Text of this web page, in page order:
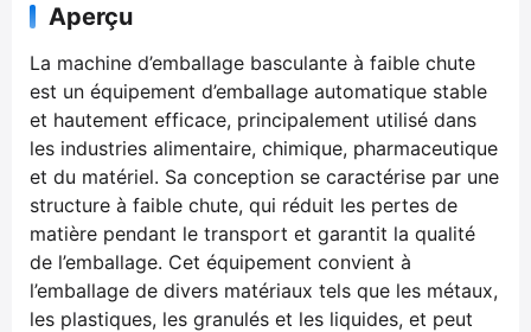
Aperçu
La machine d’emballage basculante à faible chute
est un équipement d’emballage automatique stable
et hautement efficace, principalement utilisé dans
les industries alimentaire, chimique, pharmaceutique
et du matériel. Sa conception se caractérise par une
structure à faible chute, qui réduit les pertes de
matière pendant le transport et garantit la qualité
de l’emballage. Cet équipement convient à
l’emballage de divers matériaux tels que les métaux,
les plastiques, les granulés et les liquides, et peut